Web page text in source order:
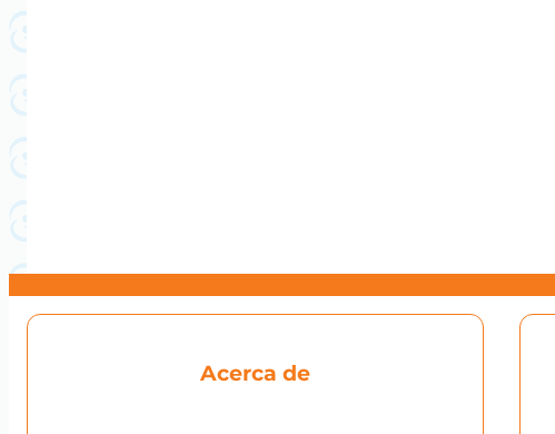
Acerca de